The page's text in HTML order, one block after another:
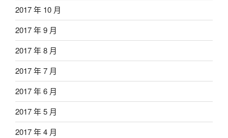
2017 年 10 月
2017 年 9 月
2017 年 8 月
2017 年 7 月
2017 年 6 月
2017 年 5 月
2017 年 4 月